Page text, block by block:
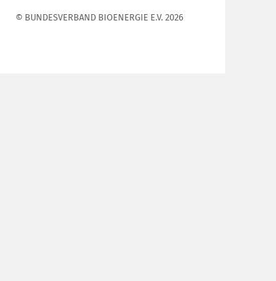
© BUNDESVERBAND BIOENERGIE E.V. 2026